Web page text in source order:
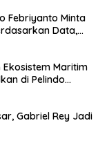
Febriyanto Minta
Data,
Ekosistem Maritim
di Pelindo
Gabriel Rey Jadi